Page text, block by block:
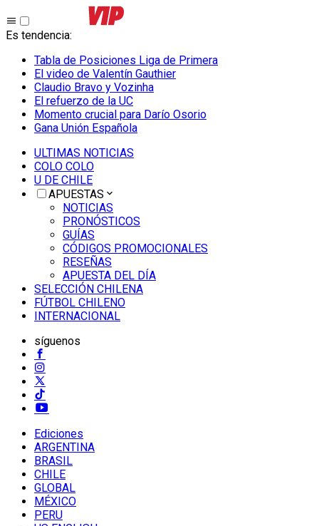
Es tendencia:
Tabla de Posiciones Liga de Primera
El video de Valentín Gauthier
Claudio Bravo y Vozinha
El refuerzo de la UC
Momento crucial para Darío Osorio
Gana Unión Española
ULTIMAS NOTICIAS
COLO COLO
U DE CHILE
APUESTAS
NOTICIAS
PRONÓSTICOS
GUÍAS
CÓDIGOS PROMOCIONALES
RESEÑAS
APUESTA DEL DÍA
SELECCIÓN CHILENA
FÚTBOL CHILENO
INTERNACIONAL
síguenos
Ediciones
ARGENTINA
BRASIL
CHILE
GLOBAL
MÉXICO
PERU